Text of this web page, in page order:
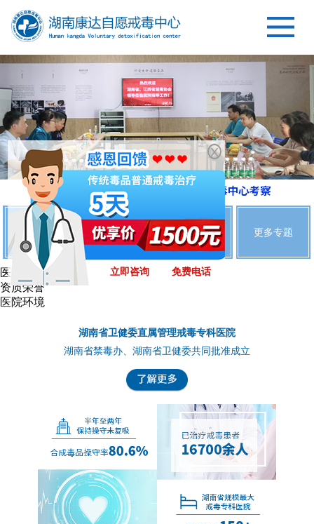
立即咨询 免费电话
X
冰毒、麻古专题 K粉专题 海洛因专题
更多专题
医院简介
资质荣誉
医院环境
湖南省卫健委直属管理戒毒专科医院
湖南省禁毒办、湖南省卫健委共同批准成立